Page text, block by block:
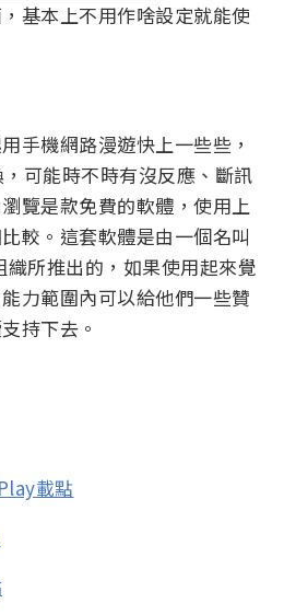
基本上不用作啥設定就能使
手機網路漫遊快上一些些，
可能時不時有沒反應、斷訊
覽是款免費的軟體，使用上
較。這套軟體是由一個名叫
所推出的，如果使用起來覺
力範圍內可以給他們一些贊
持下去。
載點